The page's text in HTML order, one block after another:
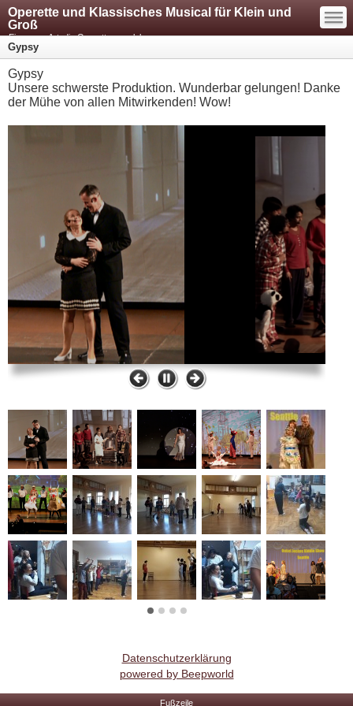
Operette und Klassisches Musical für Klein und
Groß
Eine neue Art, die Operette zu erleben
—
—
—
Gypsy
Gypsy
Unsere schwerste Produktion. Wunderbar gelungen! Danke
der Mühe von allen Mitwirkenden! Wow!
Datenschutzerklärung
powered by Beepworld
Fußzeile